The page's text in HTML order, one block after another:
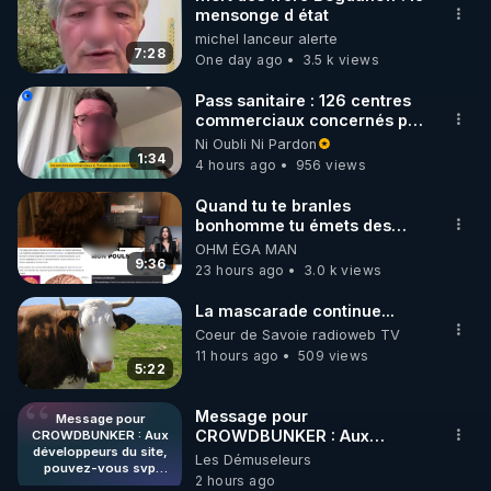
🌱 INSTAGRAM
https://www.instagram.com/rdlr_thierrycasasnovas/
http://rgnr.li/instagram
🌱 LA NEWSLETTER
Pour ne pas rater l’actualité RGNR (stages,
http://rgnr.li/news
🌱 VIDÉOS NON CENSURÉES SUR ODYSEE
Toutes les vidéos Youtube sont aussi sur la
http://rgnr.li/odysee
🌱 LES STAGES EN PRÉSENTIEL
http://rgnr.li/stages
7:28
mensonge d état
michel lanceur alerte
One day ago
3.5 k views
1:34
Pass sanitaire : 126 centres
commerciaux concernés par
l'obligation dans toute la
France
Ni Oubli Ni Pardon
4 hours ago
956 views
9:36
Quand tu te branles
bonhomme tu émets des
ondes ils ont juste omis de
t'expliquer
OHM ÉGA MAN
23 hours ago
3.0 k views
5:22
La mascarade continue...
Coeur de Savoie radioweb TV
11 hours ago
509 views
Message pour
CROWDBUNKER : Aux
développeurs du site,
pouvez-vous svp
remettre la
Message pour
CROWDBUNKER : Aux
développeurs du site,
pouvez-vous svp remettre la
Les Démuseleurs
2 hours ago